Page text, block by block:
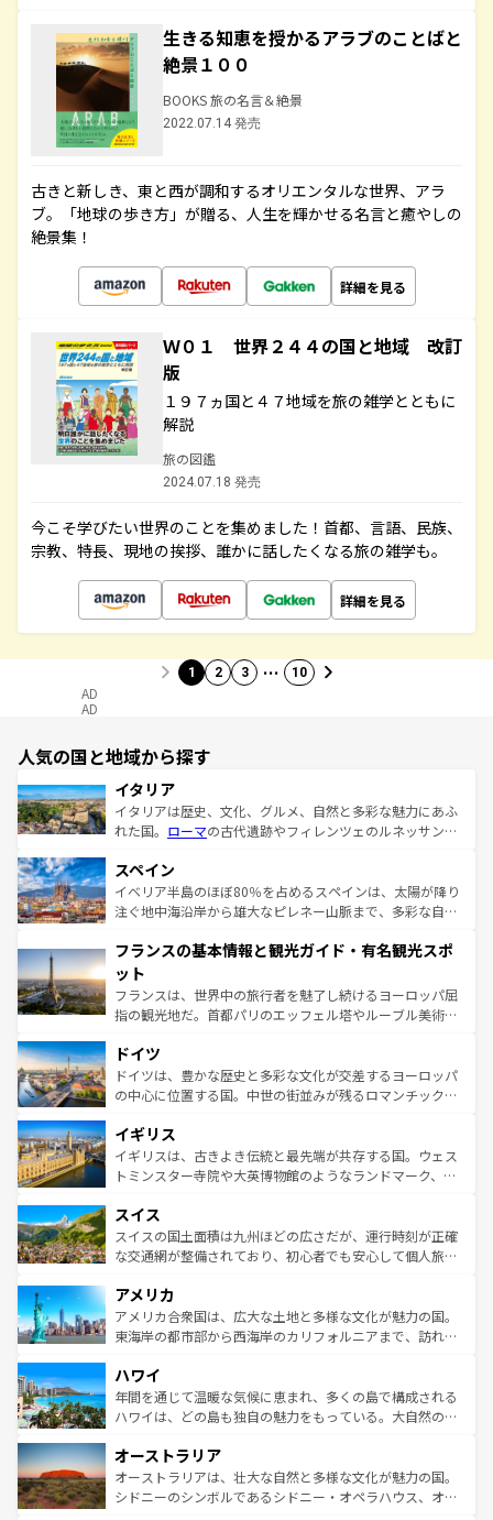
生きる知恵を授かるアラブのことばと
絶景１００
BOOKS 旅の名言＆絶景
2022.07.14 発売
古きと新しき、東と西が調和するオリエンタルな世界、アラ
ブ。「地球の歩き方」が贈る、人生を輝かせる名言と癒やしの
絶景集！
詳細を見る
Ｗ０１ 世界２４４の国と地域 改訂
版
１９７ヵ国と４７地域を旅の雑学とともに
解説
旅の図鑑
2024.07.18 発売
今こそ学びたい世界のことを集めました！首都、言語、民族、
宗教、特長、現地の挨拶、誰かに話したくなる旅の雑学も。
詳細を見る
1 2 3 … 10
AD
AD
人気の国と地域から探す
イタリア
イタリアは歴史、文化、グルメ、自然と多彩な魅力にあふ
れた国。 ローマの古代遺跡やフィレンツェのルネッサンス
ろん、トスカーナの美しい田園風景やアマルフィ海岸の絶
景など、自然景観も見逃せない。観光の合間には、本場の
ピザやパスタなど、絶品のイタリア料理を堪能することも
ませてくれるイタリアで、忘れられない旅をしてみよう！
なお、新着のイタリア情報は
しい。
スペイン
イベリア半島のほぼ80％を占めるスペインは、太陽が降り
注ぐ地中海沿岸から雄大なピレネー山脈まで、多彩な自然
文化が根付くこの国では、情熱的なフラメンコ、熱気あふ
れる闘牛、そして美味しいタパスが生活の一部となってい
る。首都マドリードの洗練された雰囲気や、バルセロナの
アートに溢れた街角から、地方では古代ローマ遺跡や中世
せる。地方によって風土や気候が異なるスペインはその個
性で訪れる人を魅了する。 なお、新着のスペイン情報は コ
ンテンツ一覧を参照してほしい。
フランスの基本情報と観光ガイド・有名観光スポ
ット
フランスは、世界中の旅行者を魅了し続けるヨーロッパ屈
指の観光地だ。首都パリのエッフェル塔やルーブル美術館
で、幅広い魅力が詰まっている。華麗な宮殿、歴史的な大
聖堂、美しいビーチ、そして豊かな自然が、訪れる者を心
から魅了する。また、フランスは美食の国としても知ら
いる。シャンパンの発祥地であるランス、プロヴァンスの
香り高いラベンダー畑など、多彩な楽しみ方が可能だ。さ
らに、パリ以外の地域にも魅力が溢れており、どの街角に
れる地方に足を運ぶとそれぞれで全く異なる文化を体験で
きるだろう。 なお、新着のフランス情報はコンテンツ一覧
を参照してほしい。
ドイツ
ドイツは、豊かな歴史と多彩な文化が交差するヨーロッパ
の中心に位置する国。中世の街並みが残るロマンチック街
顔を持つこの国は、どこを歩いても飽きることがない。ベ
ルリンの文化的活気、バイエルン州のアルプスの絶景、そ
してライン川沿いのワイン畑といった風景は必見。ビール
は、お酒好きな人にはぜひ体験してほしい。 なお、新着の
ドイツ情報はコンテンツ一覧を参照してほしい。
イギリス
イギリスは、古きよき伝統と最先端が共存する国。ウェス
トミンスター寺院や大英博物館のようなランドマーク、歴
リアごとに異なる魅力がある。また、優雅なアフタヌーン
ティー、ビール好きにはたまらない英国パブ、サッカー観
戦など、本場だからこそできる体験も豊富。イギリスを旅
ンツ一覧を参照してほしい。
スイス
スイスの国土面積は九州ほどの広さだが、運行時刻が正確
な交通網が整備されており、初心者でも安心して個人旅行
の建物がそのまま残る町や、スイスならではのユニークな
博物館もあり、アルプス観光だけでなく町歩きも満喫する
ことができる。国民の所得が高いため物価も高いが、旅行
ば市内交通費無料で観光を楽しむこともできる。 なお、新
着のスイス情報はコンテンツ一覧 を参照してほしい。
アメリカ
アメリカ合衆国は、広大な土地と多様な文化が魅力の国。
東海岸の都市部から西海岸のカリフォルニアまで、訪れる
のような巨大都市は、観光、ショッピング、エンターテイ
ンメントが詰まった刺激的なスポットだ。一方、アメリカ
西部には大自然が広がり、グランドキャニオンやイエロー
部のニューオーリンズでは、音楽と美食が融合した独特の
文化が魅力。旅行者はアメリカの各地域で異なる魅力を楽
しみながら、その多様性と豊かな歴史を感じることができ
ハワイ
年間を通じて温暖な気候に恵まれ、多くの島で構成される
ハワイは、どの島も独自の魅力をもっている。大自然の神
ワイ島は見逃せない。また、定番の観光地といえばオアフ
島だが、静かな自然を求めるならマウイ島やカウアイ島が
おすすめ。エメラルドグリーンに輝く海をはじめ、豊かな
オーストラリア
オーストラリアは、壮大な自然と多様な文化が魅力の国。
シドニーのシンボルであるシドニー・オペラハウス、オー